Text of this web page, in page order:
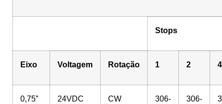
Stops
Eixo Voltagem Rotação 1 2 4
0,75” 24VDC CW
306-
306-